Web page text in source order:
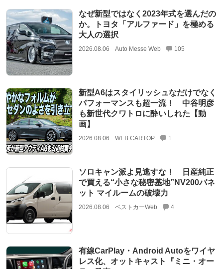
なぜ新型ではなく2023年式を選んだの
か。トヨタ「アルファード」を極める
大人の選択
2026.08.06 Auto Messe Web 105
新型A6はスタイリッシュなだけでなく
パフォーマンスも超一流！ 中谷明彦
も新世代クワトロに酔いしれた【動
画】
2026.08.06 WEB CARTOP 1
ソロキャン派よ見逃すな！ 日産純正
で買える“小さな秘密基地”NV200バネ
ット マイルームの破壊力
2026.08.06 ベストカーWeb 4
有線CarPlay・Android Autoをワイヤ
レス化、オットキャスト『ミニ・オー